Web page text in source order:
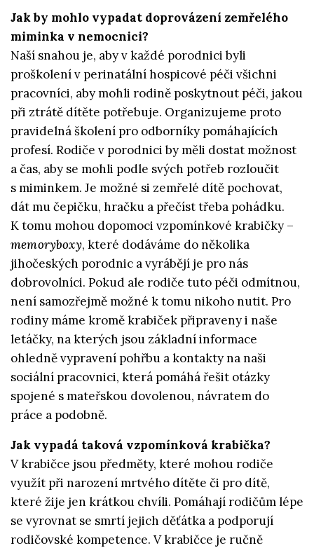
Jak by mohlo vypadat doprovázení zemřelého
miminka v nemocnici?
Naší snahou je, aby v každé porodnici byli
proškolení v perinatální hospicové péči všichni
pracovníci, aby mohli rodině poskytnout péči, jakou
při ztrátě dítěte potřebuje. Organizujeme proto
pravidelná školení pro odborníky pomáhajících
profesí. Rodiče v porodnici by měli dostat možnost
a čas, aby se mohli podle svých potřeb rozloučit
s miminkem. Je možné si zemřelé dítě pochovat,
dát mu čepičku, hračku a přečíst třeba pohádku.
K tomu mohou dopomoci vzpomínkové krabičky –
memoryboxy, které dodáváme do několika
jihočeských porodnic a vyrábějí je pro nás
dobrovolníci. Pokud ale rodiče tuto péči odmítnou,
není samozřejmě možné k tomu nikoho nutit. Pro
rodiny máme kromě krabiček připraveny i naše
letáčky, na kterých jsou základní informace
ohledně vypravení pohřbu a kontakty na naši
sociální pracovnici, která pomáhá řešit otázky
spojené s mateřskou dovolenou, návratem do
práce a podobně.
Jak vypadá taková vzpomínková krabička?
V krabičce jsou předměty, které mohou rodiče
využít při narození mrtvého dítěte či pro dítě,
které žije jen krátkou chvíli. Pomáhají rodičům lépe
se vyrovnat se smrtí jejich děťátka a podporují
rodičovské kompetence. V krabičce je ručně